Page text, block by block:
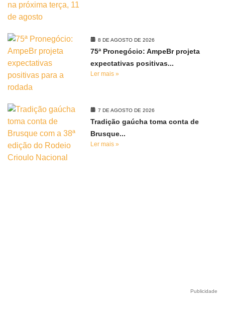
8 DE AGOSTO DE 2026
75ª Pronegócio: AmpeBr projeta
expectativas positivas...
Ler mais »
7 DE AGOSTO DE 2026
Tradição gaúcha toma conta de
Brusque...
Ler mais »
Publicidade